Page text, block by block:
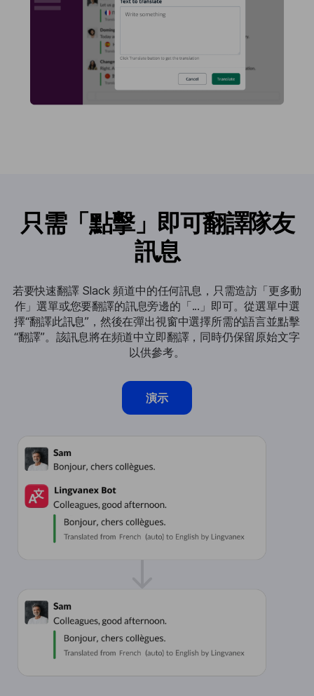
只需「點擊」即可翻譯隊友
訊息
若要快速翻譯 Slack 頻道中的任何訊息，只需造訪「更多動
作」選單或您要翻譯的訊息旁邊的「...」即可。從選單中選
擇“翻譯此訊息”，然後在彈出視窗中選擇所需的語言並點擊
“翻譯”。該訊息將在頻道中立即翻譯，同時仍保留原始文字
以供參考。
演示